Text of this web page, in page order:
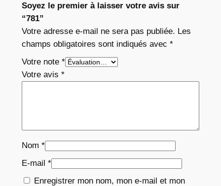
Soyez le premier à laisser votre avis sur
“781”
Votre adresse e-mail ne sera pas publiée. Les
champs obligatoires sont indiqués avec *
Votre note *
Votre avis *
Nom *
E-mail *
Enregistrer mon nom, mon e-mail et mon